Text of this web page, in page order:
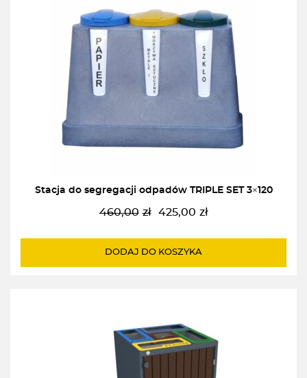
Stacja do segregacji odpadów TRIPLE SET 3×120
460,00 zł
Pierwotna
wynosiła:
425,00 zł
Aktualna
wynosi:
DODAJ DO KOSZYKA